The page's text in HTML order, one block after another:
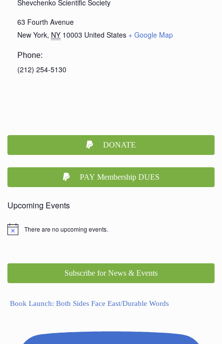
Shevchenko Scientific Society
63 Fourth Avenue
New York, NY 10003 United States + Google Map
Phone:
(212) 254-5130
DONATE
PAY Membership DUES
Upcoming Events
There are no upcoming events.
Subscribe for News & Events
Book Launch: Both Sides Face East/Durable Words